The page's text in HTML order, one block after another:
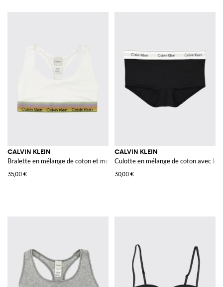
CALVIN KLEIN
Bralette en mélange de coton et modal avec dos nageur
35,00 €
CALVIN KLEIN
Culotte en mélange de coton avec
30,00 €